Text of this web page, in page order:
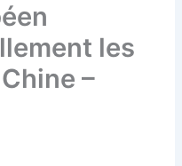
les
–